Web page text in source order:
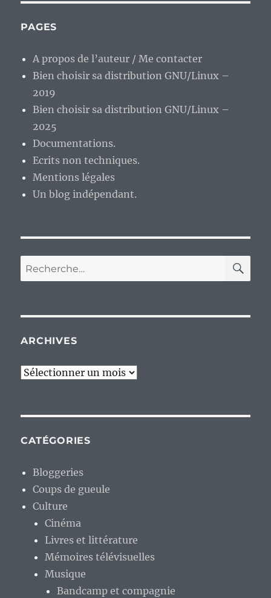
PAGES
A propos de l’auteur / Me contacter
Bien choisir sa distribution GNU/Linux –
2019
Bien choisir sa distribution GNU/Linux –
2025
Documentations.
Ecrits non techniques.
Mentions légales
Un blog indépendant.
Recherche
pour :
ARCHIVES
Archives
CATÉGORIES
Bloggeries
Coups de gueule
Culture
Cinéma
Livres et littérature
Mémoires télévisuelles
Musique
Bandcamp et compagnie